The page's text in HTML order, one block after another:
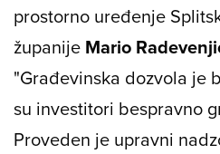
prostorno uređenje
županije Mario
"Građevinska dozvola je
su investitori bespravno
Proveden je upravni